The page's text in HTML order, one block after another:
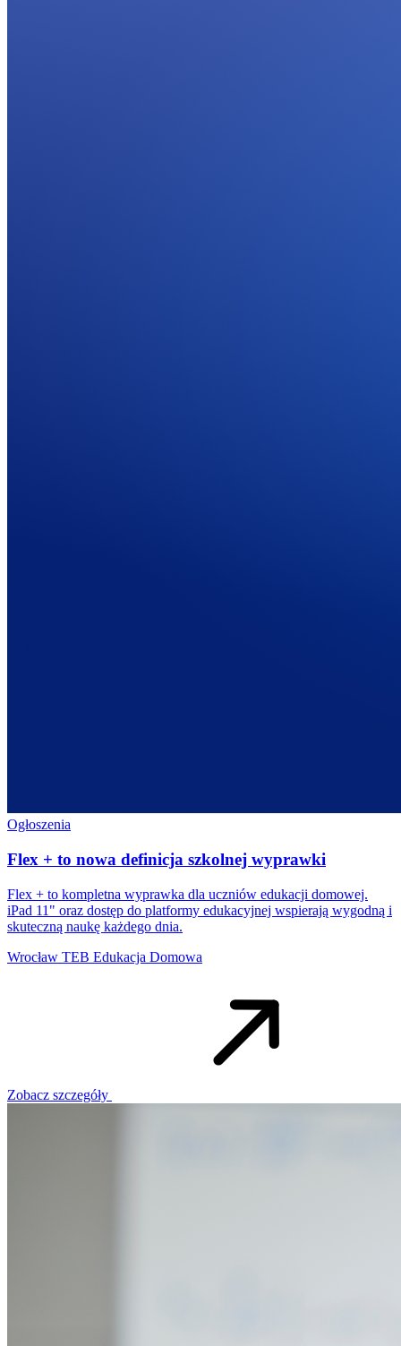
Ogłoszenia
Flex + to nowa definicja szkolnej wyprawki
Flex + to kompletna wyprawka dla uczniów edukacji domowej.
iPad 11" oraz dostęp do platformy edukacyjnej wspierają wygodną i
skuteczną naukę każdego dnia.
Wrocław TEB Edukacja Domowa
Zobacz szczegóły